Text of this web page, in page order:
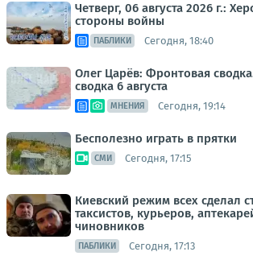
Четверг, 06 августа 2026 г.:
стороны войны
ПАБЛИКИ Сегодня, 18:40
Олег Царёв: Фронтовая
сводка 6 августа
МНЕНИЯ Сегодня, 19:14
Бесполезно играть в прятки
СМИ Сегодня, 17:15
Киевский режим всех сделал
таксистов, курьеров,
чиновников
ПАБЛИКИ Сегодня, 17:13